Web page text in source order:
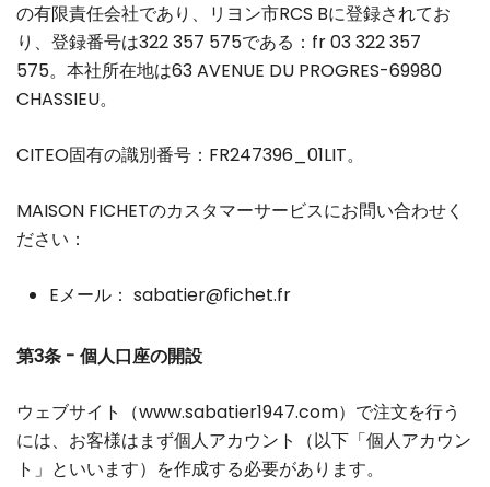
の有限責任会社であり、リヨン市RCS Bに登録されてお
り、登録番号は322 357 575である：fr 03 322 357
575。本社所在地は63 AVENUE DU PROGRES-69980
CHASSIEU。
CITEO固有の識別番号：FR247396_01LIT。
MAISON FICHETのカスタマーサービスにお問い合わせく
ださい：
Eメール： sabatier@fichet.fr
第3条 - 個人口座の開設
ウェブサイト（www.sabatier1947.com）で注文を行う
には、お客様はまず個人アカウント（以下「個人アカウン
ト」といいます）を作成する必要があります。